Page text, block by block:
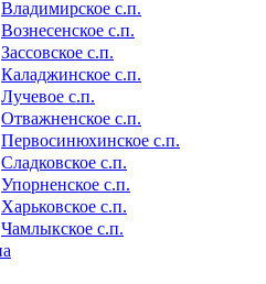
Владимирское с.п.
Вознесенское с.п.
Зассовское с.п.
Каладжинское с.п.
Лучевое с.п.
Отважненское с.п.
Первосинюхинское с.п.
Сладковское с.п.
Упорненское с.п.
Харьковское с.п.
Чамлыкское с.п.